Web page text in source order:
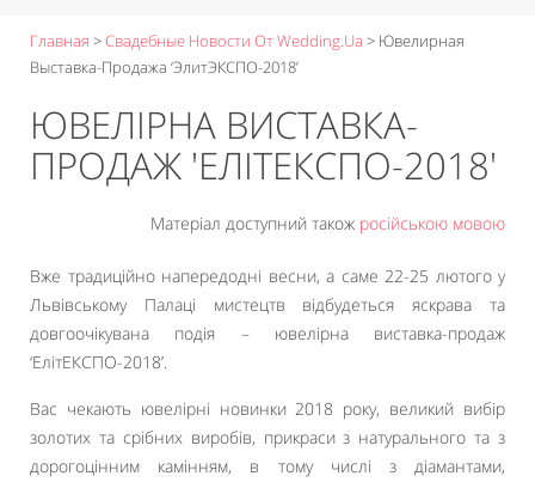
Главная >Свадебные Новости От Wedding.ua > Ювелирная
Выставка-Продажа ‘ЭлитЭКСПО-2018’
ЮВЕЛІРНА ВИСТАВКА-
ПРОДАЖ 'ЕЛІТЕКСПО-2018'
Матеріал доступний також російською мовою
Вже традиційно напередодні весни, а саме 22-25 лютого у
Львівському Палаці мистецтв відбудеться яскрава та
довгоочікувана подія – ювелірна виставка-продаж
‘ЕлітЕКСПО-2018’.
Вас чекають ювелірні новинки 2018 року, великий вибір
золотих та срібних виробів, прикраси з натурального та з
дорогоцінним камінням, в тому числі з діамантами,